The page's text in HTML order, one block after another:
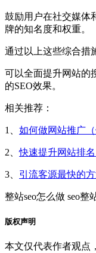
鼓励用户在社交媒体
牌的知名度和权重。
通过以上这些综合措
可以全面提升网站的
的SEO效果。
相关推荐：
1、 如何做网站推广（
2、快速提升网站排
3、 引流客源最快的
整站seo怎么做 seo
版权声明
本文仅代表作者观点